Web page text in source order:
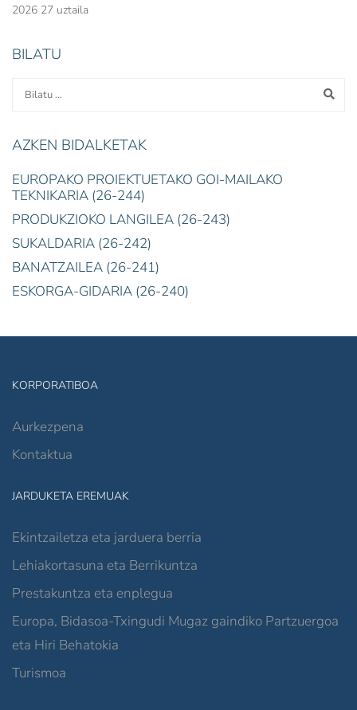
2026 27 uztaila
BILATU
AZKEN BIDALKETAK
EUROPAKO PROIEKTUETAKO GOI-MAILAKO
TEKNIKARIA (26-244)
PRODUKZIOKO LANGILEA (26-243)
SUKALDARIA (26-242)
BANATZAILEA (26-241)
ESKORGA-GIDARIA (26-240)
KORPORATIBOA
Aurkezpena
Kontaktua
JARDUKETA EREMUAK
Ekintzailetza eta jarduera berria
Lehiakortasuna eta Berrikuntza
Prestakuntza eta enplegua
Europa, Bidasoa-Txingudi Mugaz gaindiko Partzuergoa
eta Hiri Behatokia
Turismoa